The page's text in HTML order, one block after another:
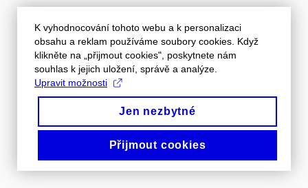
K vyhodnocování tohoto webu a k personalizaci
obsahu a reklam používáme soubory cookies. Když
klikněte na „přijmout cookies", poskytnete nám
souhlas k jejich uložení, správě a analýze.
Upravit možnosti
Jen nezbytné
Přijmout cookies